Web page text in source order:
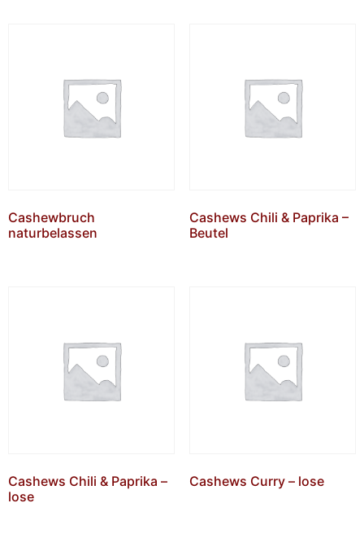
Cashewbruch
naturbelassen
Cashews Chili & Paprika –
Beutel
Cashews Chili & Paprika –
lose
Cashews Curry – lose